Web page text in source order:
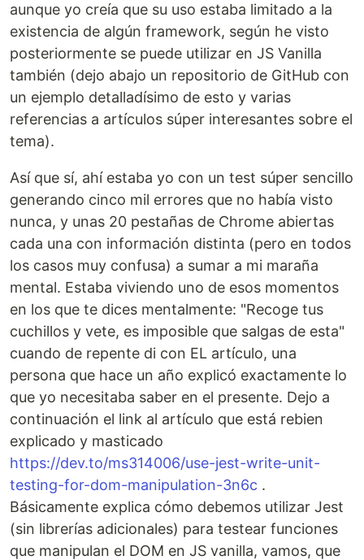
aunque yo creía que su uso estaba limitado a la
existencia de algún framework, según he visto
posteriormente se puede utilizar en JS Vanilla
también (dejo abajo un repositorio de GitHub con
un ejemplo detalladísimo de esto y varias
referencias a artículos súper interesantes sobre el
tema).
Así que sí, ahí estaba yo con un test súper sencillo
generando cinco mil errores que no había visto
nunca, y unas 20 pestañas de Chrome abiertas
cada una con información distinta (pero en todos
los casos muy confusa) a sumar a mi maraña
mental. Estaba viviendo uno de esos momentos
en los que te dices mentalmente: "Recoge tus
cuchillos y vete, es imposible que salgas de esta"
cuando de repente di con EL artículo, una
persona que hace un año explicó exactamente lo
que yo necesitaba saber en el presente. Dejo a
continuación el link al artículo que está rebien
explicado y masticado
https://dev.to/ms314006/use-jest-write-unit-
testing-for-dom-manipulation-3n6c .
Básicamente explica cómo debemos utilizar Jest
(sin librerías adicionales) para testear funciones
que manipulan el DOM en JS vanilla, vamos, que